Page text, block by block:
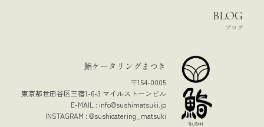
BLOG
ブログ
鮨ケータリングまつき
〒154-0005
東京都世田谷区三宿1-6-3 マイルストーンビル
E-MAIL : info@sushimatsuki.jp
INSTAGRAM : @sushicatering_matsuki